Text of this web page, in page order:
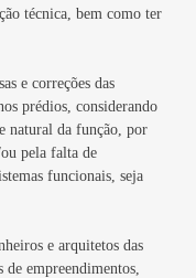
técnica, bem como ter
e correções das
prédios, considerando
natural da função, por
pela falta de
funcionais, seja
e arquitetos das
de empreendimentos,